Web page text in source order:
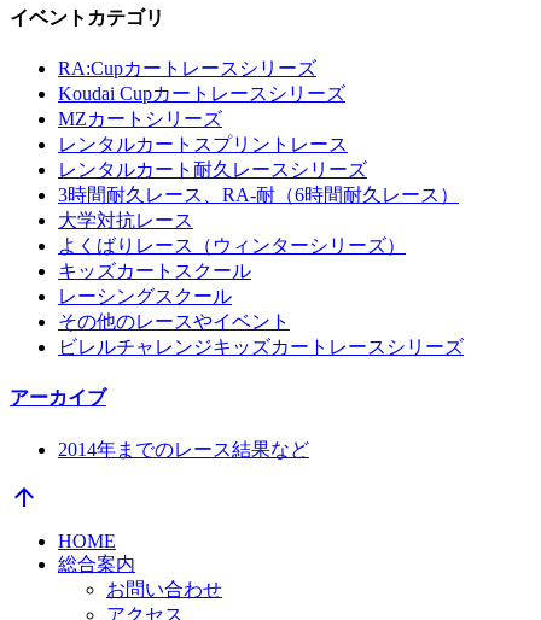
イベントカテゴリ
RA:Cupカートレースシリーズ
Koudai Cupカートレースシリーズ
MZカートシリーズ
レンタルカートスプリントレース
レンタルカート耐久レースシリーズ
3時間耐久レース、RA-耐（6時間耐久レース）
大学対抗レース
よくばりレース（ウィンターシリーズ）
キッズカートスクール
レーシングスクール
その他のレースやイベント
ビレルチャレンジキッズカートレースシリーズ
アーカイブ
2014年までのレース結果など
arrow_upward
HOME
総合案内
お問い合わせ
アクセス